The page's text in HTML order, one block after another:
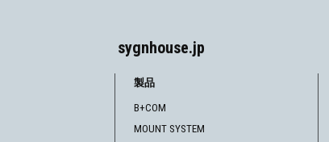
sygnhouse.jp
製品
B+COM
MOUNT SYSTEM